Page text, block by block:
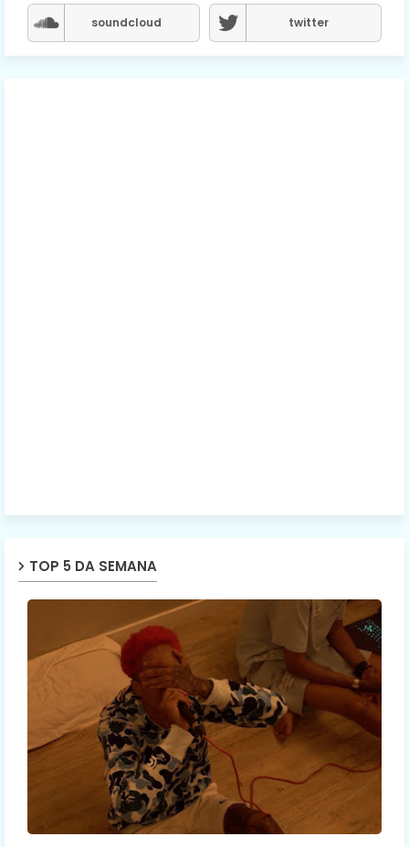
soundcloud twitter
TOP 5 DA SEMANA